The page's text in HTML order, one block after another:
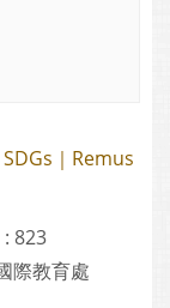
｜Remus
823
際教育處